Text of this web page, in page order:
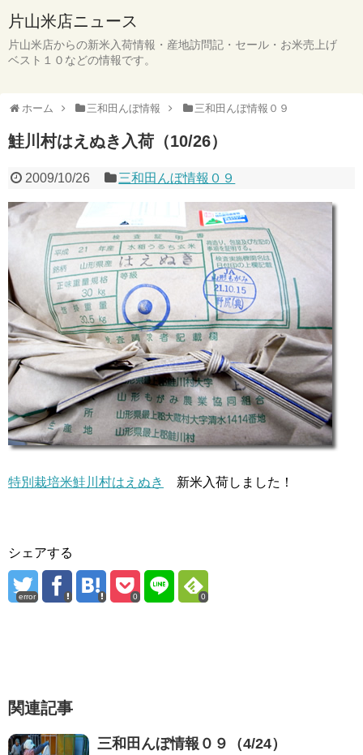
片山米店ニュース
片山米店からの新米入荷情報・産地訪問記・セール・お米売上げ
ベスト１０などの情報です。
ホーム 三和田んぼ情報 三和田んぼ情報０９
鮭川村はえぬき入荷（10/26）
2009/10/26 三和田んぼ情報０９
特別栽培米鮭川村はえぬき 新米入荷しました！
シェアする
error 0 0
関連記事
三和田んぼ情報０９（4/24）